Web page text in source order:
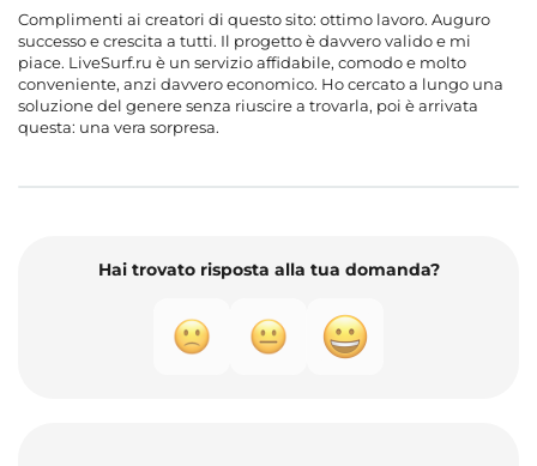
Complimenti ai creatori di questo sito: ottimo lavoro. Auguro
successo e crescita a tutti. Il progetto è davvero valido e mi
piace. LiveSurf.ru è un servizio affidabile, comodo e molto
conveniente, anzi davvero economico. Ho cercato a lungo una
soluzione del genere senza riuscire a trovarla, poi è arrivata
questa: una vera sorpresa.
Hai trovato risposta alla tua domanda?